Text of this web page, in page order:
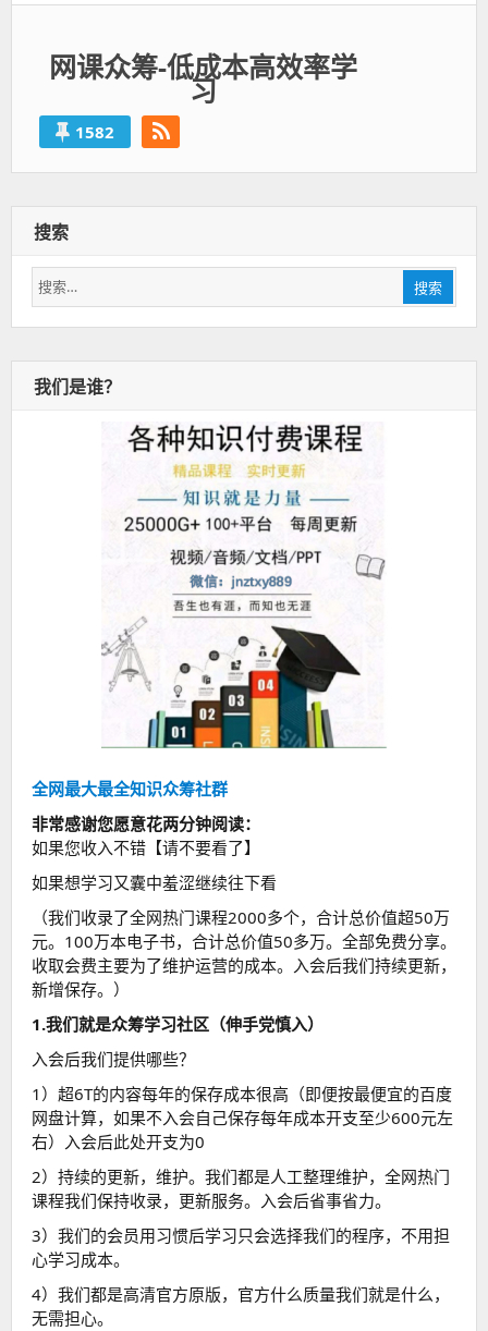
网课众筹-低成本高效率学
习
1582
搜索
搜
索：
搜索
我们是谁？
全网最大最全知识众筹社群
非常感谢您愿意花两分钟阅读：
如果您收入不错【请不要看了】
如果想学习又囊中羞涩继续往下看
（我们收录了全网热门课程2000多个，合计总价值超50万
元。100万本电子书，合计总价值50多万。全部免费分享。
收取会费主要为了维护运营的成本。入会后我们持续更新，
新增保存。）
1.我们就是众筹学习社区（伸手党慎入）
入会后我们提供哪些？
1）超6T的内容每年的保存成本很高（即便按最便宜的百度
网盘计算，如果不入会自己保存每年成本开支至少600元左
右）入会后此处开支为0
2）持续的更新，维护。我们都是人工整理维护，全网热门
课程我们保持收录，更新服务。入会后省事省力。
3）我们的会员用习惯后学习只会选择我们的程序，不用担
心学习成本。
4）我们都是高清官方原版，官方什么质量我们就是什么，
无需担心。